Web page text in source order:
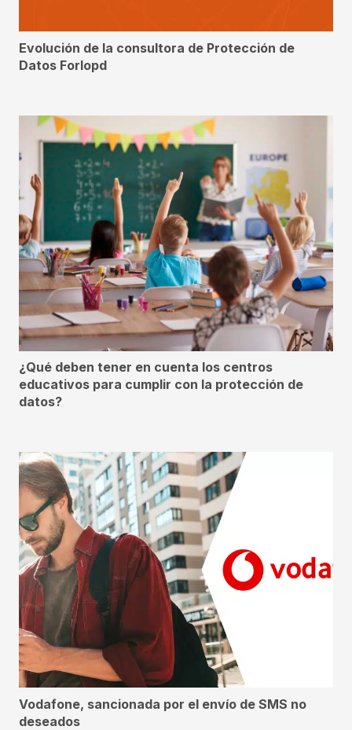
Evolución de la consultora de Protección de
Datos Forlopd
¿Qué deben tener en cuenta los centros
educativos para cumplir con la protección de
datos?
Vodafone, sancionada por el envío de SMS no
deseados